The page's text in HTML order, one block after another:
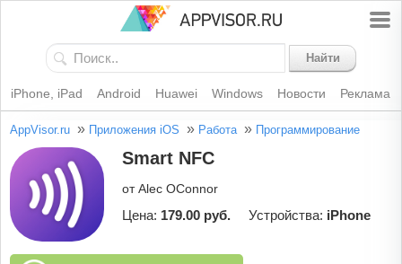
Найти
iPhone, iPad Android Huawei Windows Новости Реклама
AppVisor.ru » Приложения iOS » Работа » Программирование
Smart NFC
от Alec OConnor
Цена: 179.00 руб. Устройства: iPhone